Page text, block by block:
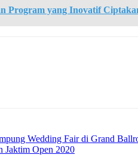
Program yang Inovatif
Wedding Fair di Grand
Jaktim Open 2020